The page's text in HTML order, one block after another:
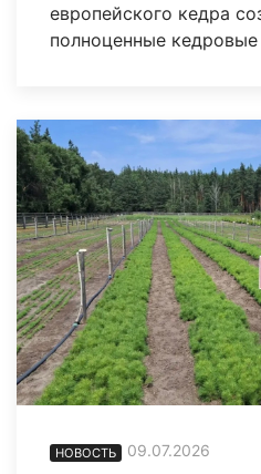
европейского кедра
полноценные
НОВОСТЬ 09.07.2026